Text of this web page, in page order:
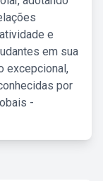
e
em sua
excepcional,
por
-